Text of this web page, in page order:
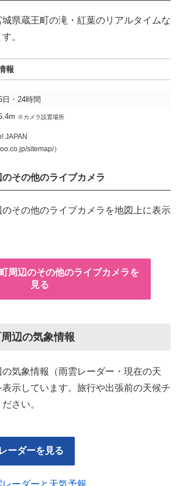
県蔵王町の滝・紅葉のリアルタイムな
。
報
日・24時間
※カメラ設置場所
JAPAN
sitemap/）
その他のライブカメラ
その他のライブカメラを地図上に表示
周辺のその他のライブカメラを
見る
辺の気象情報
気象情報（雨雲レーダー・現在の天
示しています。旅行や出張前の天候チ
さい。
ーダーを見る
ーダーと天気予報